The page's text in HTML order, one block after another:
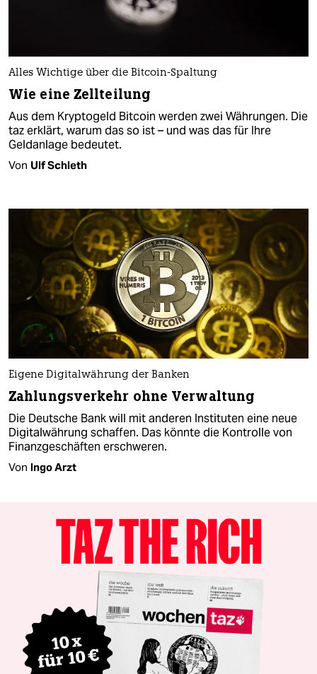
Alles Wichtige über die Bitcoin-Spaltung
Wie eine Zellteilung
Aus dem Kryptogeld Bitcoin werden zwei Währungen. Die
taz erklärt, warum das so ist – und was das für Ihre
Geldanlage bedeutet.
Von Ulf Schleth
Eigene Digitalwährung der Banken
Zahlungsverkehr ohne Verwaltung
Die Deutsche Bank will mit anderen Instituten eine neue
Digitalwährung schaffen. Das könnte die Kontrolle von
Finanzgeschäften erschweren.
Von Ingo Arzt